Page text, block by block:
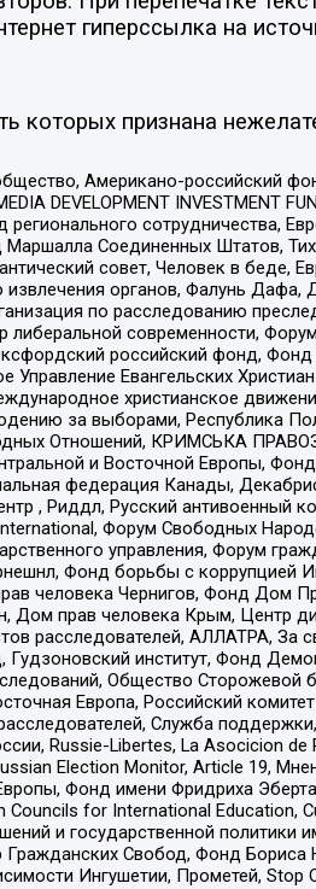
гиперссылка на
которых признана
Американо-российский
DEVELOPMENT INVESTMENT
сотрудничества,
Соединенных Штатов,
совет, Человек в беде,
органов, Фалунь Дафа,
по расследованию
либеральной современности, Форум
российский фонд,
Евангельских
христианское
за выборами, Республика
Отношений, КРИМСЬКА
и Восточной Европы,
федерация Канады,
, Риддл, Русский антивоенный
Форум Свободных
управления, Форум
Фонд борьбы с коррупцией
человека Чернигов, Фонд Дом
Дом прав человека Крым, Центр
расследователей, АЛЛАТРА, За
институт, Фонд
Общество Сторожевой
Европа, Российский
Служба
Russie-Libertes, La Asocicion de
Election Monitor, Article 19,
Фонд имени Фридриха
for International Education,
и государственной политики
Свобод, Фонд Бориса
Ингушетии, Прометей, Stop